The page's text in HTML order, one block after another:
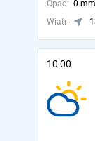
Opad: 0 mm
Wiatr:
10:00